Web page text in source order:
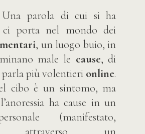
parola di cui si ha
ci porta nel mondo dei
, un luogo buio, in
male le cause, di
parla più volentieri online.
cibo è un sintomo, ma
ha cause in un
(manifestato,